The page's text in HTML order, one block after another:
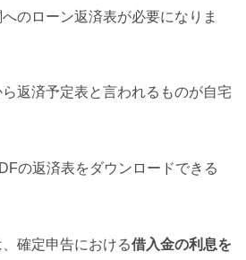
のローン返済表が必要になりま
返済予定表と言われるものが自宅
の返済表をダウンロードできる
確定申告における借入金の利息を